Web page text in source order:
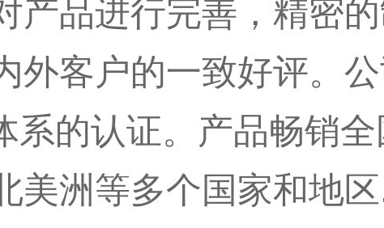
产品进行完善，精密
外客户的一致好评。
系的认证。产品畅销
美洲等多个国家和地